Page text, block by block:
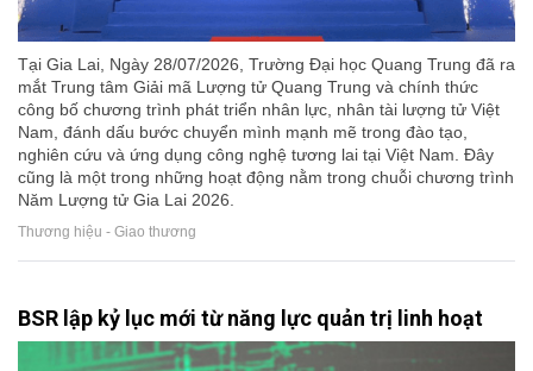
Tại Gia Lai, Ngày 28/07/2026, Trường Đại học Quang Trung đã ra
mắt Trung tâm Giải mã Lượng tử Quang Trung và chính thức
công bố chương trình phát triển nhân lực, nhân tài lượng tử Việt
Nam, đánh dấu bước chuyển mình mạnh mẽ trong đào tạo,
nghiên cứu và ứng dụng công nghệ tương lai tại Việt Nam. Đây
cũng là một trong những hoạt động nằm trong chuỗi chương trình
Năm Lượng tử Gia Lai 2026.
Thương hiệu - Giao thương
BSR lập kỷ lục mới từ năng lực quản trị linh hoạt